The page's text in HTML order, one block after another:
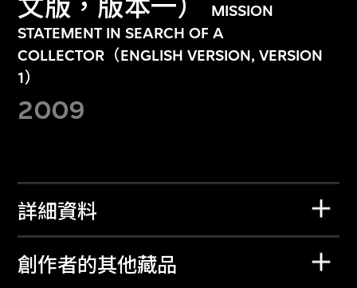
文版，版本一）
MISSION
STATEMENT IN SEARCH OF A
COLLECTOR（ENGLISH VERSION, VERSION
1）
2009
詳細資料
創作者的其他藏品